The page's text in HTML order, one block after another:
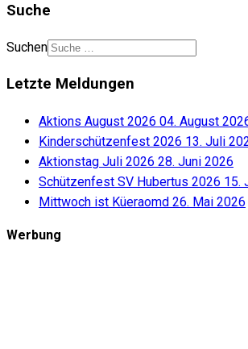
Suche
Suchen
Letzte Meldungen
Aktions August 2026 04. August
Kinderschützenfest 2026 13. Juli
Aktionstag Juli 2026 28. Juni 2026
Schützenfest SV Hubertus 2026 15.
Mittwoch ist Küeraomd 26. Mai 2026
Werbung